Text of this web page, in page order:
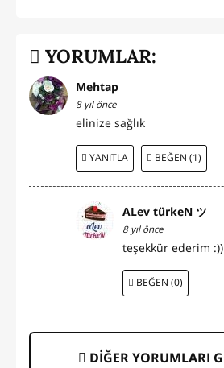
YORUMLAR:
Mehtap
8 yıl önce
elinize sağlık
YANITLA BEĞEN (1)
ALev türkeN ツ
8 yıl önce
teşekkür ederim :))
BEĞEN (0)
DİĞER YORUMLARI